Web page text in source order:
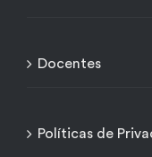
Docentes
Políticas de